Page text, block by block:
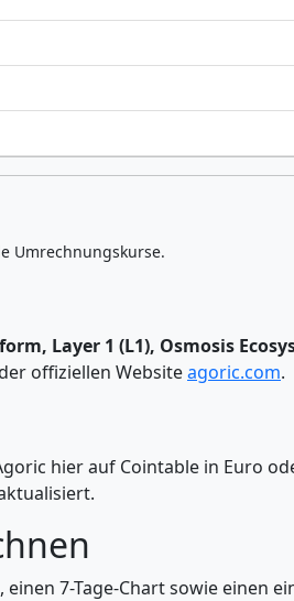
Umrechnungskurse.
Layer 1 (L1), Osmosis
offiziellen Websiteagoric.com.
hier auf Cointable in Euro
7-Tage-Chart sowie einen